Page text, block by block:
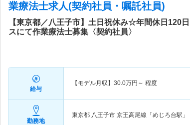
業療法士求人(契約社員・嘱託社員)
【東京都／八王子市】土日祝休み☆年間休日120
スにて作業療法士募集〈契約社員〉
給与
【モデル月収】 30.0万円～ 程度
勤務地
東京都 八王子市 京王高尾線「めじろ台駅」